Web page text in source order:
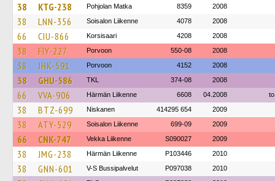
38 KTG-238 Pohjolan Matka 8359 2008
38 LNN-356 Soisalon Liikenne 4078 2008
66 CIU-866 Korsisaari 4208 2008
38 FIY-227 Porvoon 550-08 2008
38 JHK-591 Porvoon 4152 2008
38 GHU-586 TKL 374-08 2008
66 VVA-906 Härmän Liikenne 6608 04.2008
38 BTZ-699 Niskanen 414295 654 2009
38 ATY-529 Soisalon Liikenne 699-09 2009
66 CNK-747 Vekka Liikenne S090027 2009
38 JMG-238 Härmän Liikenne P103446 2010
38 GNN-601 V-S Bussipalvelut P097038 2010